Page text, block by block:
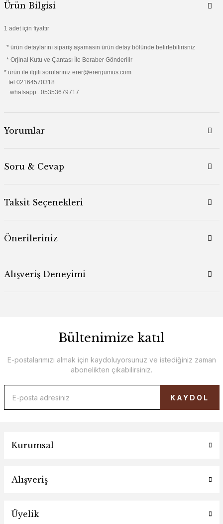
Ürün Bilgisi
1 adet için fiyattır
* ürün detaylarını sipariş aşamasın ürün detay bölünde belirtebilirisniz
* Orjinal Kutu ve Çantası İle Beraber Gönderilir
* ürün ile ilgili sorularınız erer@erergumus.com
tel:02164570318
whatsapp : 05353679717
Yorumlar
Soru & Cevap
Taksit Seçenekleri
Önerileriniz
Alışveriş Deneyimi
Bültenimize katıl
E-postalarımızı almak için kaydoluyorsunuz ve istediğiniz zaman
abonelikten çıkabilirsiniz.
KAYDOL
Kurumsal
Alışveriş
Üyelik